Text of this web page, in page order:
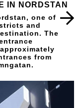
IN NORDSTAN
one of
and
The
from